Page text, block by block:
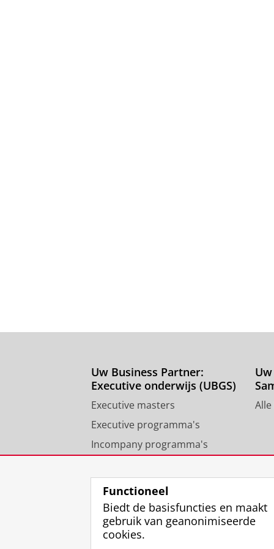
Uw Business Partner:
Executive onderwijs (UBGS)
Executive masters
Executive programma's
Incompany programma's
Groningen Business School
Functioneel
Biedt de basisfuncties en maakt
gebruik van geanonimiseerde
cookies.